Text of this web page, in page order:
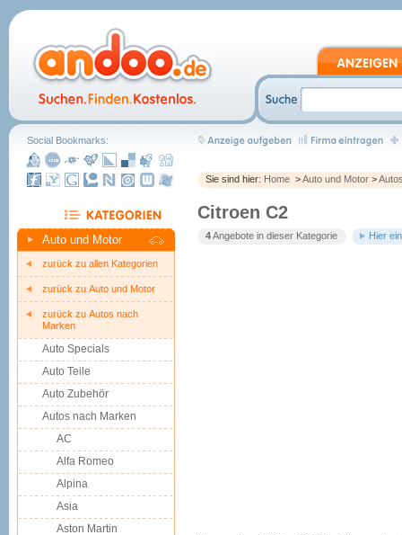
Sie sind hier: Home >Auto und Motor >
Citroen C2
4Angebote in dieser Kategorie Hier
Social Bookmarks:
Auto und Motor
zurück zu allen Kategorien
zurück zu Auto und Motor
zurück zu Autos nach
Marken
Auto Specials
Auto Teile
Auto Zubehör
Autos nach Marken
AC
Alfa Romeo
Alpina
Asia
Aston Martin